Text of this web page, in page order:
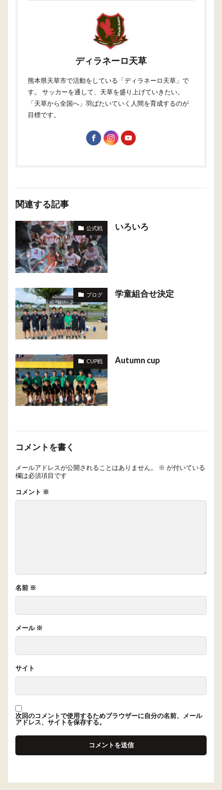
ディラネーロ天草
熊本県天草市で活動をしている「ディラネーロ天草」で
す。 サッカーを通して、天草を盛り上げていきたい。
「天草から全国へ」羽ばたいていく人間を育成するのが
目標です。
関連する記事
公式戦 いろいろ
ブログ 学童組合せ決定
CUP戦 Autumn cup
コメントを書く
メールアドレスが公開されることはありません。 ※ が付いている
欄は必須項目です
コメント ※
名前 ※
メール ※
サイト
次回のコメントで使用するためブラウザーに自分の名前、メール
アドレス、サイトを保存する。